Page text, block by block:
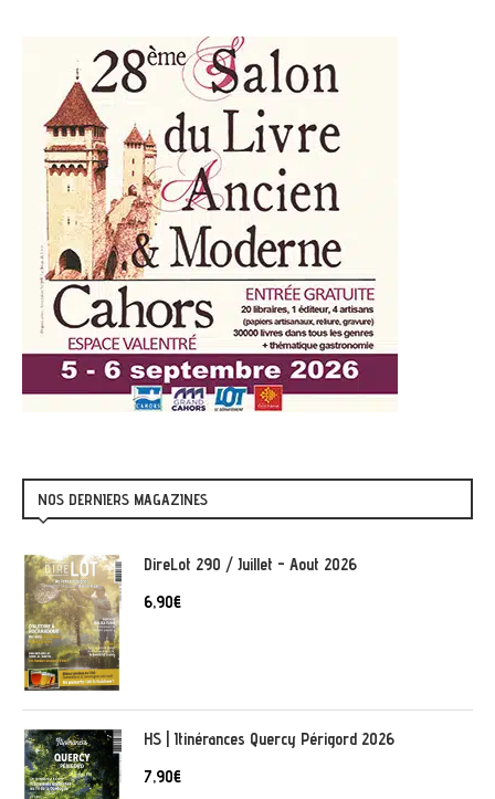
NOS DERNIERS MAGAZINES
DireLot 290 / Juillet - Aout 2026
6,90€
HS | Itinérances Quercy Périgord 2026
7,90€